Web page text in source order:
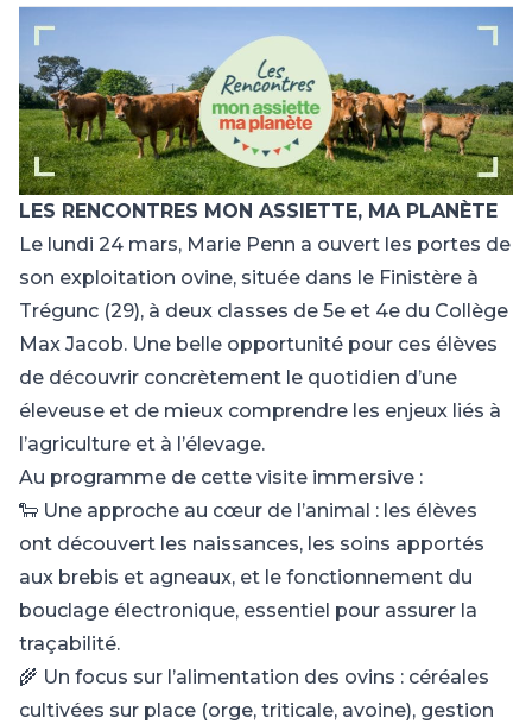
LES RENCONTRES MON ASSIETTE, MA PLANÈTE
Le lundi 24 mars, Marie Penn a ouvert les portes de
son exploitation ovine, située dans le Finistère à
Trégunc (29), à deux classes de 5e et 4e du Collège
Max Jacob. Une belle opportunité pour ces élèves
de découvrir concrètement le quotidien d’une
éleveuse et de mieux comprendre les enjeux liés à
l’agriculture et à l’élevage.
Au programme de cette visite immersive :
🐑 Une approche au cœur de l’animal : les élèves
ont découvert les naissances, les soins apportés
aux brebis et agneaux, et le fonctionnement du
bouclage électronique, essentiel pour assurer la
traçabilité.
🌾 Un focus sur l’alimentation des ovins : céréales
cultivées sur place (orge, triticale, avoine), gestion